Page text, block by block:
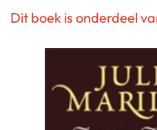
Dit boek is onderdeel